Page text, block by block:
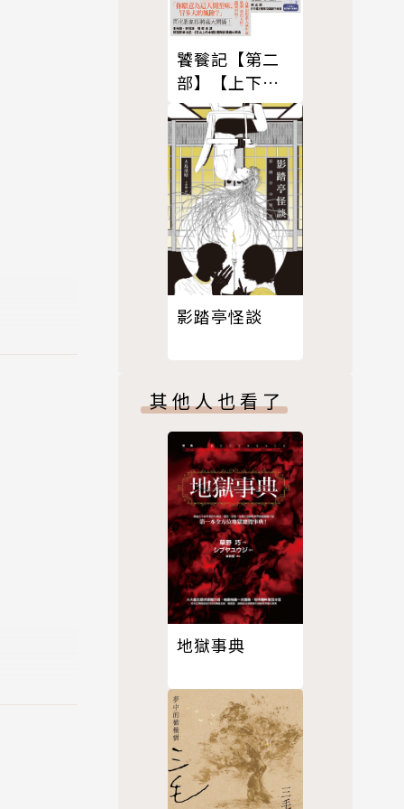
島一
……
武俠、
球銷售
自少鍾
饕餮記【第二
部】【上下合
集】
影踏亭怪談
其他人也看了
地獄事典